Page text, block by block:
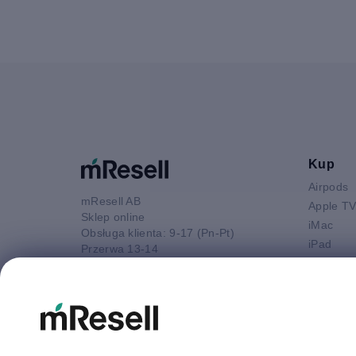
mResell AB
Sklep online
Obsługa klienta: 9-17 (Pn-Pt)
Przerwa 13-14
kontakt@mresell.pl
Kup
Airpods
Apple TV
iMac
iPad